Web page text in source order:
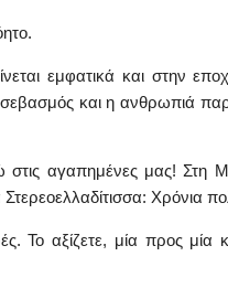
εμφατικά και στην
σεβασμός και η ανθρωπιά
στις αγαπημένες μας!Στη
: Χρόνια
Το αξίζετε, μία προς